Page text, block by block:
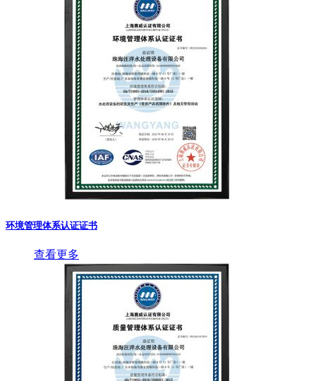
环境管理体系认证证书
查看更多